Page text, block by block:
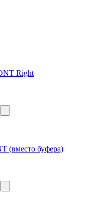
Right
(вместо буфера)